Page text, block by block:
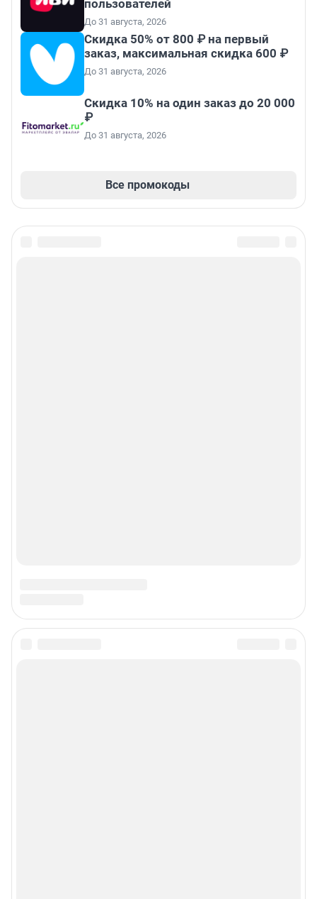
пользователей
До 31 августа, 2026
Скидка 50% от 800 ₽ на первый
заказ, максимальная скидка 600 ₽
До 31 августа, 2026
Скидка 10% на один заказ до 20 000
₽
До 31 августа, 2026
Все промокоды